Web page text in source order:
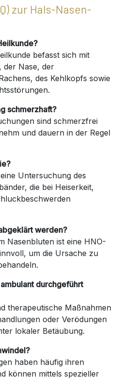
zur Hals-Nasen-
befasst sich mit
der Nase, der
des Kehlkopfs sowie
schmerzhaft?
sind schmerzfrei
und dauern in der Regel
Untersuchung des
die bei Heiserkeit,
werden?
Nasenbluten ist eine HNO-
um die Ursache zu
durchgeführt
therapeutische Maßnahmen
oder Verödungen
lokaler Betäubung.
haben häufig ihren
können mittels spezieller